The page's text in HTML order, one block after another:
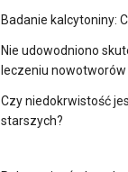
Badanie kalcytoniny:
Nie udowodniono
leczeniu nowotworów
Czy niedokrwistość
starszych?